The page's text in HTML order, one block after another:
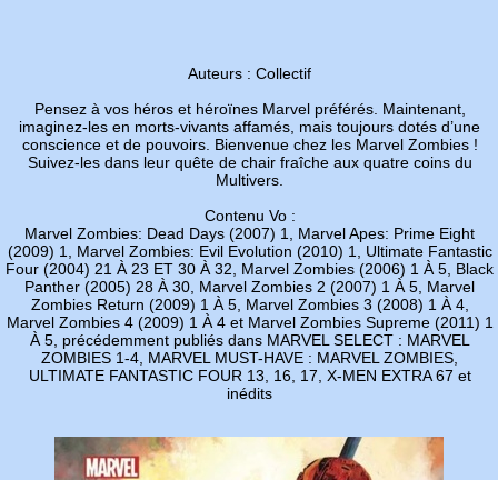
Auteurs : Collectif
Pensez à vos héros et héroïnes Marvel préférés. Maintenant,
imaginez-les en morts-vivants affamés, mais toujours dotés d’une
conscience et de pouvoirs. Bienvenue chez les Marvel Zombies !
Suivez-les dans leur quête de chair fraîche aux quatre coins du
Multivers.
Contenu Vo :
Marvel Zombies: Dead Days (2007) 1, Marvel Apes: Prime Eight
(2009) 1, Marvel Zombies: Evil Evolution (2010) 1, Ultimate Fantastic
Four (2004) 21 À 23 ET 30 À 32, Marvel Zombies (2006) 1 À 5, Black
Panther (2005) 28 À 30, Marvel Zombies 2 (2007) 1 À 5, Marvel
Zombies Return (2009) 1 À 5, Marvel Zombies 3 (2008) 1 À 4,
Marvel Zombies 4 (2009) 1 À 4 et Marvel Zombies Supreme (2011) 1
À 5, précédemment publiés dans MARVEL SELECT : MARVEL
ZOMBIES 1-4, MARVEL MUST-HAVE : MARVEL ZOMBIES,
ULTIMATE FANTASTIC FOUR 13, 16, 17, X-MEN EXTRA 67 et
inédits